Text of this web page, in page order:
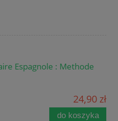
Espagnole : Methode
24,90 zł
do koszyka